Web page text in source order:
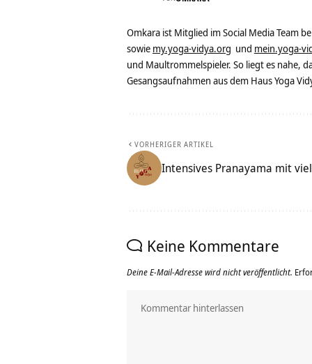
Omkara ist Mitglied im Social Media Team
sowie my.yoga-vidya.org und mein.yoga-
und Maultrommelspieler. So liegt es nahe,
Gesangsaufnahmen aus dem Haus Yoga
VORHERIGER ARTIKEL
Intensives Pranayama mit
Keine Kommentare
Deine E-Mail-Adresse wird nicht veröffentlicht.